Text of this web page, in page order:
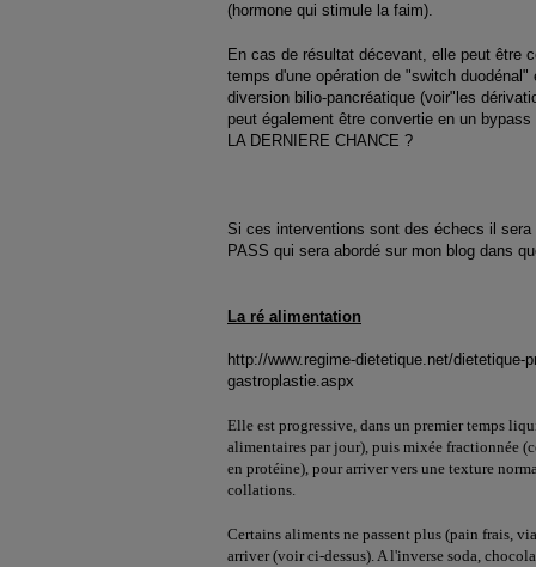
(hormone qui stimule la faim).
En cas de résultat décevant, elle peut être
temps d'une opération de "switch
diversion bilio-pancréatique (voir"les
peut également être convertie en un
LA DERNIERE CHANCE ?
Si ces interventions sont des échecs il
PASS qui sera abordé sur mon blog dans
La ré alimentation
http://www.regime-dietetique.net/dietetique-
gastroplastie.aspx
Elle est progressive, dans un premier temps
alimentaires par jour), puis mixée fractionnée
en protéine), pour arriver vers une texture
collations.
Certains aliments ne passent plus (pain frais,
arriver (voir ci-dessus). A l'inverse soda,